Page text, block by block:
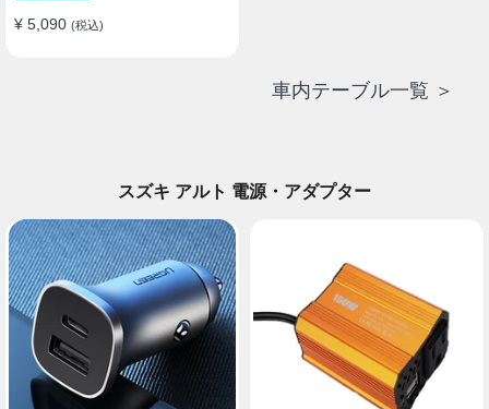
止め 小物置き 多機能 使い勝手
¥ 5,090 (税込)
車内テーブル一覧 ＞
スズキ アルト 電源・アダプター